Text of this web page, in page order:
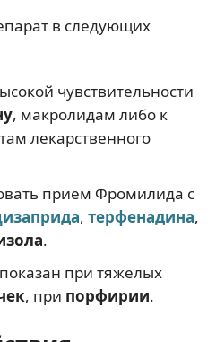
в следующих
чувствительности
, макролидам либо к
лекарственного
прием Фромилида с
, терфенадина,
.
при тяжелых
, при порфирии.